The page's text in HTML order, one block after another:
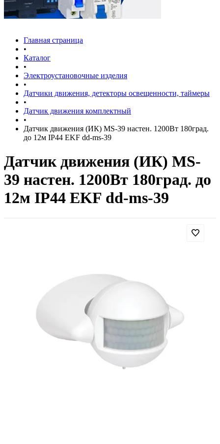
Главная страница
•
Каталог
•
Электроустановочные изделия
•
Датчики движения, детекторы освещенности, таймеры
•
Датчик движения комплектный
•
Датчик движения (ИК) MS-39 настен. 1200Вт 180град.
до 12м IP44 EKF dd-ms-39
Датчик движения (ИК) MS-
39 настен. 1200Вт 180град. до
12м IP44 EKF dd-ms-39